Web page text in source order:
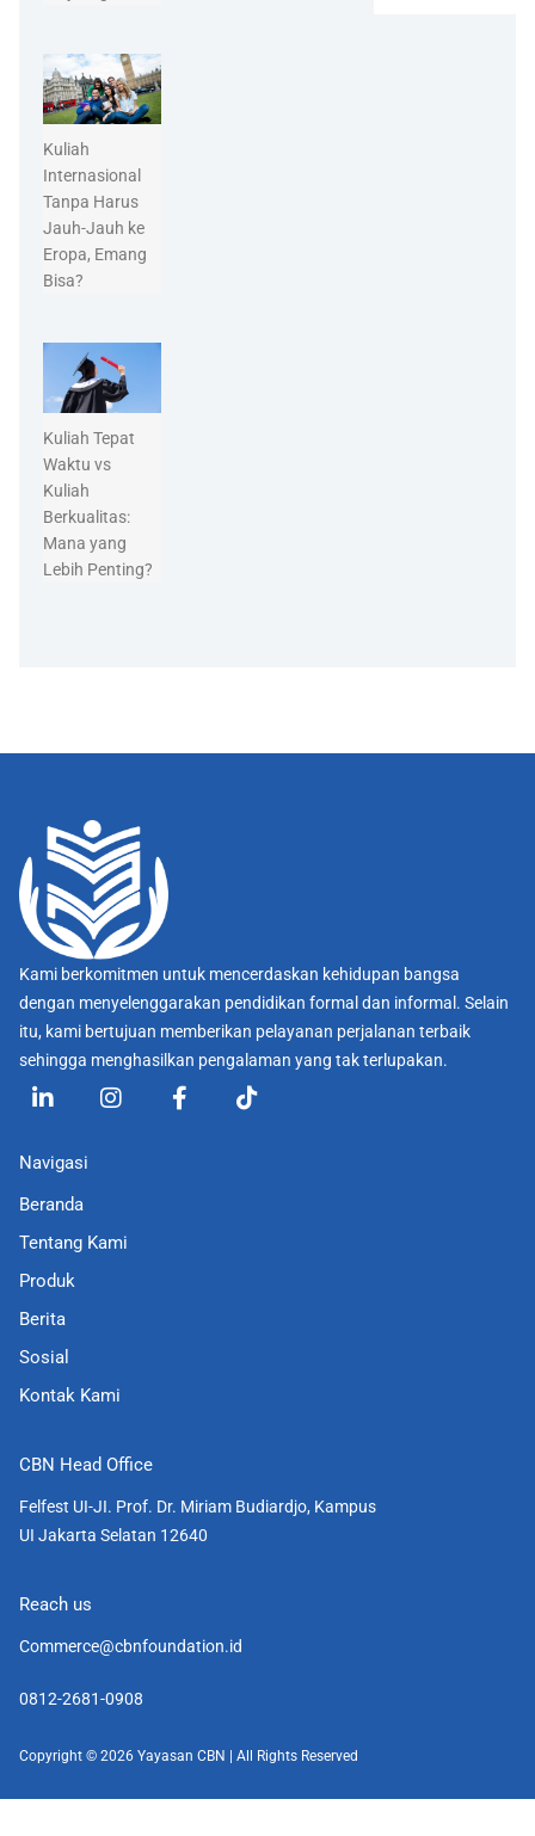
Kuliah
Internasional
Tanpa Harus
Jauh-Jauh ke
Eropa, Emang
Bisa?
Kuliah Tepat
Waktu vs
Kuliah
Berkualitas:
Mana yang
Lebih Penting?
Kami berkomitmen untuk mencerdaskan kehidupan bangsa
dengan menyelenggarakan pendidikan formal dan informal. Selain
itu, kami bertujuan memberikan pelayanan perjalanan terbaik
sehingga menghasilkan pengalaman yang tak terlupakan.
L
i
k
d
n
-
n
I
n
a
F
a
T
i
Navigasi
Beranda
Tentang Kami
Produk
Berita
Sosial
Kontak Kami
CBN Head Office
Felfest UI-JI. Prof. Dr. Miriam Budiardjo, Kampus
UI Jakarta Selatan 12640
Reach us
Commerce@cbnfoundation.id
0812-2681-0908
Copyright © 2026 Yayasan CBN | All Rights Reserved